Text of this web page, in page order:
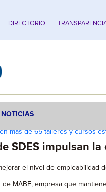
DIRECTORIO
NOTICIAS
más de 65 talleres y cursos
SDES impulsan la
el nivel de
MABE, empresa que